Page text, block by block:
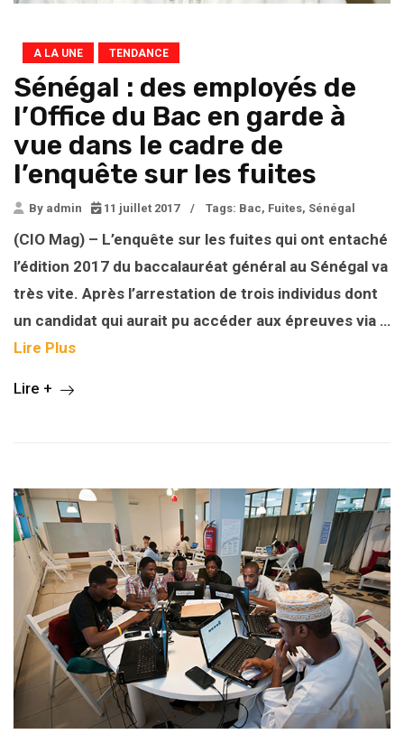
A LA UNE TENDANCE
Sénégal : des employés de
l’Office du Bac en garde à
vue dans le cadre de
l’enquête sur les fuites
By admin 11 juillet 2017 / Tags: Bac, Fuites, Sénégal
(CIO Mag) – L’enquête sur les fuites qui ont entaché
l’édition 2017 du baccalauréat général au Sénégal va
très vite. Après l’arrestation de trois individus dont
un candidat qui aurait pu accéder aux épreuves via …
Lire Plus
Lire +